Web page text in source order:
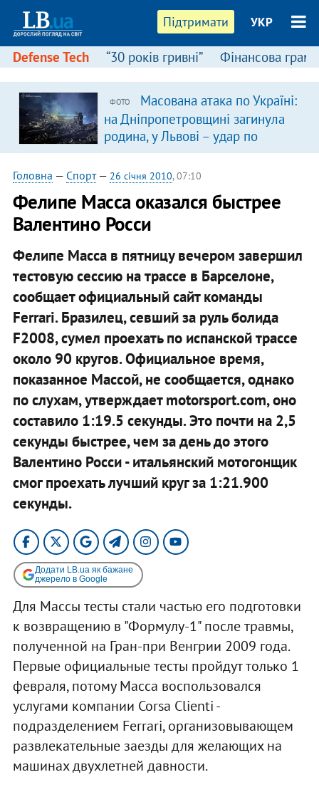
Підтримати УКР
Defense Tech “30 років гривні” Фінансова
ФОТО
Масована атака по Україні:
на Дніпропетровщині загинула
родина, у Львові – удар по
багатоповерхівках
(доповнюється)
Головна — Спорт— 26 січня 2010, 07:10
Фелипе Масса оказался быстрее
Валентино Росси
Фелипе Масса в пятницу вечером завершил
тестовую сессию на трассе в Барселоне,
сообщает официальный сайт команды
Ferrari. Бразилец, севший за руль болида
F2008, сумел проехать по испанской трассе
около 90 кругов. Официальное время,
показанное Массой, не сообщается, однако
по слухам, утверждает motorsport.com, оно
составило 1:19.5 секунды. Это почти на 2,5
секунды быстрее, чем за день до этого
Валентино Росси - итальянский мотогонщик
смог проехать лучший круг за 1:21.900
секунды.
Додати LB.ua як бажане
джерело в Google
Для Массы тесты стали частью его подготовки
к возвращению в "Формулу-1" после травмы,
полученной на Гран-при Венгрии 2009 года.
Первые официальные тесты пройдут только 1
февраля, потому Масса воспользовался
услугами компании Corsa Clienti -
подразделением Ferrari, организовывающем
развлекательные заезды для желающих на
машинах двухлетней давности.